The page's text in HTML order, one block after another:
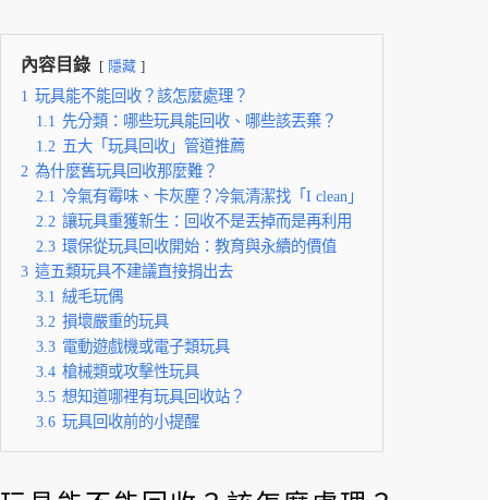
內容目錄 隱藏
1 玩具能不能回收？該怎麼處理？
1.1 先分類：哪些玩具能回收、哪些該丟棄？
1.2 五大「玩具回收」管道推薦
2 為什麼舊玩具回收那麼難？
2.1 冷氣有霉味、卡灰塵？冷氣清潔找「I clean」
2.2 讓玩具重獲新生：回收不是丟掉而是再利用
2.3 環保從玩具回收開始：教育與永續的價值
3 這五類玩具不建議直接捐出去
3.1 絨毛玩偶
3.2 損壞嚴重的玩具
3.3 電動遊戲機或電子類玩具
3.4 槍械類或攻擊性玩具
3.5 想知道哪裡有玩具回收站？
3.6 玩具回收前的小提醒